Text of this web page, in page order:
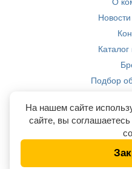
О
Подбор
На нашем сайте
сайте, вы